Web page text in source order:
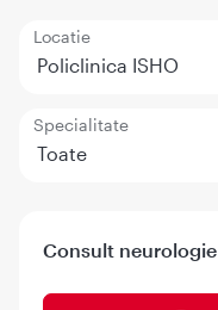
Locatie
Policlinica ISHO
Specialitate
Toate
Consult neurologie